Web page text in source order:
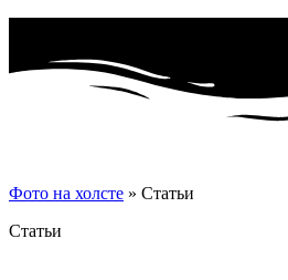
Фото на холсте » Статьи
Статьи